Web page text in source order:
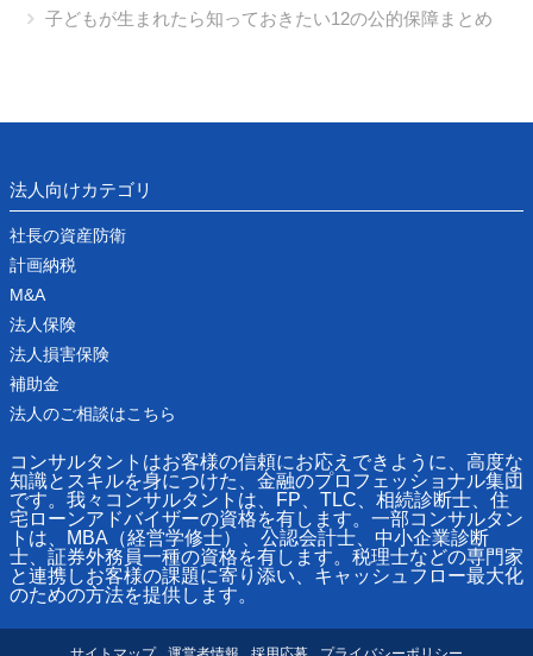
子どもが生まれたら知っておきたい12の公的保障まとめ
法人向けカテゴリ
社長の資産防衛
計画納税
M&A
法人保険
法人損害保険
補助金
法人のご相談はこちら
コンサルタントはお客様の信頼にお応えできように、高度な
知識とスキルを身につけた、金融のプロフェッショナル集団
です。我々コンサルタントは、FP、TLC、相続診断士、住
宅ローンアドバイザーの資格を有します。一部コンサルタン
トは、MBA（経営学修士）、公認会計士、中小企業診断
士、証券外務員一種の資格を有します。税理士などの専門家
と連携しお客様の課題に寄り添い、キャッシュフロー最大化
のための方法を提供します。